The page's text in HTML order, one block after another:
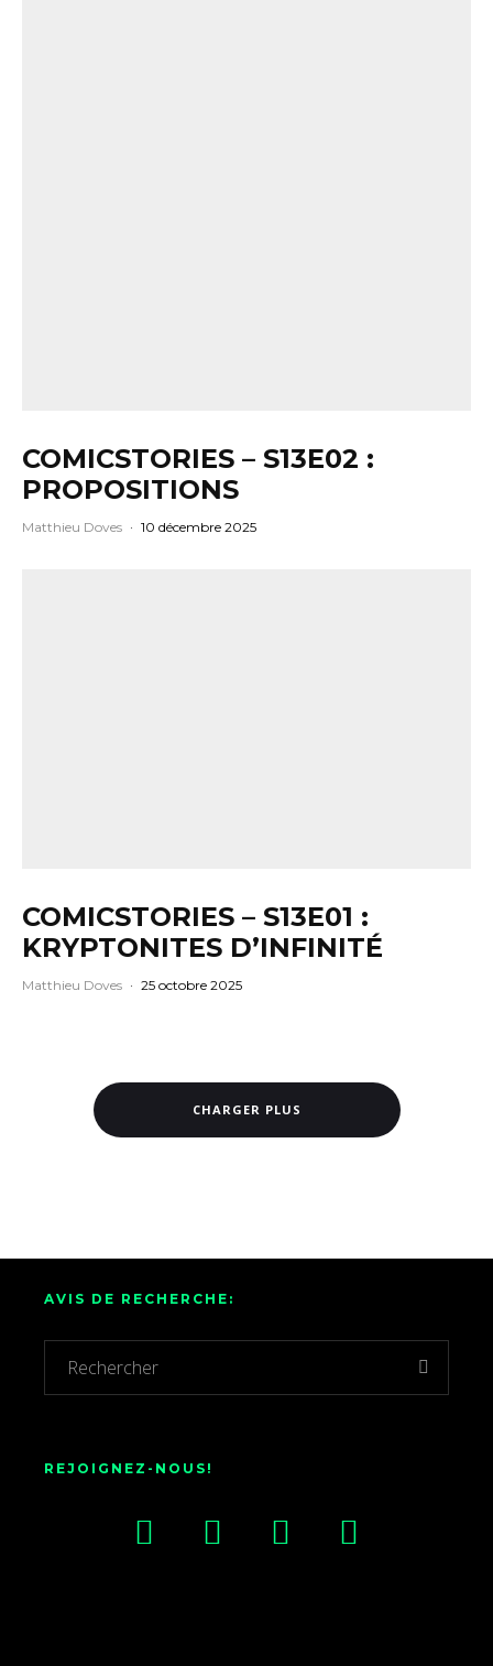
COMICSTORIES – S13E02 :
PROPOSITIONS
Matthieu Doves · 10 décembre 2025
COMICSTORIES – S13E01 :
KRYPTONITES D’INFINITÉ
Matthieu Doves · 25 octobre 2025
CHARGER PLUS
AVIS DE RECHERCHE:
REJOIGNEZ-NOUS!